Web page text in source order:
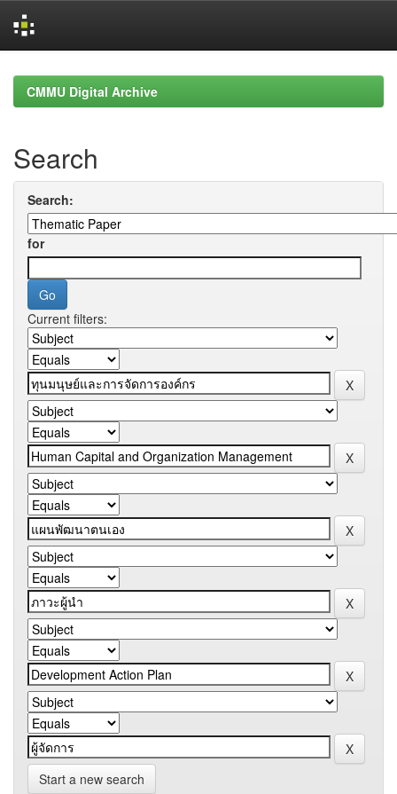
navigationCMMU Digital Archive
Search
Search:
for
Current filters:
Start a new search